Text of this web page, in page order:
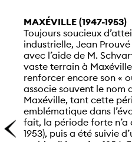
MAXÉVILLE (1947-1953)
Toujours soucieux
industrielle, Jean
avec l’aide de M.
vaste terrain à
renforcer encore son «
associe souvent le nom
Maxéville, tant cette
emblématique dans
fait, la période forte n’a
1953), puis a été suivie